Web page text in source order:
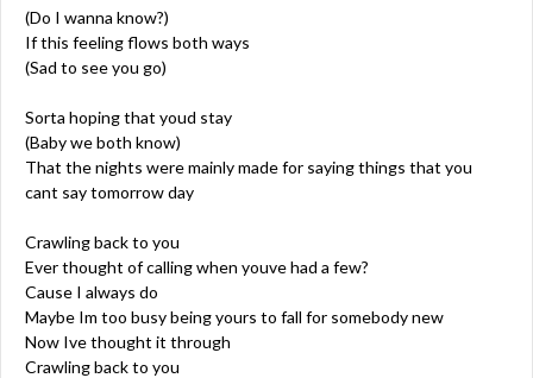
(Do I wanna know?)
If this feeling flows both ways
(Sad to see you go)
Sorta hoping that youd stay
(Baby we both know)
That the nights were mainly made for saying things that you
cant say tomorrow day
Crawling back to you
Ever thought of calling when youve had a few?
Cause I always do
Maybe Im too busy being yours to fall for somebody new
Now Ive thought it through
Crawling back to you